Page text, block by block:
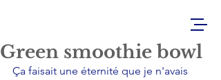
Green smoothie bowl
Ça faisait une éternité que je n'avais